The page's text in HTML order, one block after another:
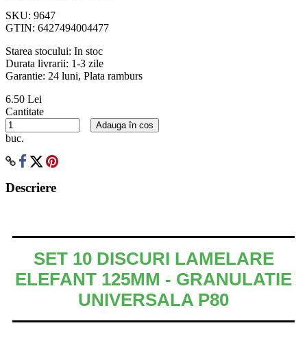
SKU: 9647
GTIN: 6427494004477
Starea stocului: In stoc
Durata livrarii: 1-3 zile
Garantie: 24 luni, Plata ramburs
6.50 Lei
Cantitate
buc.
Adauga în cos
Descriere
SET 10 DISCURI LAMELARE
ELEFANT 125MM - GRANULATIE
UNIVERSALA P80